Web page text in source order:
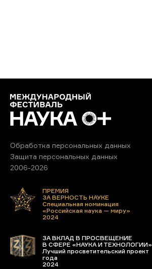
Обработка персональных данных
Защита персональных данных
2006-2026
ПРЕМИЯ
ЗА ВЕРНОСТЬ НАУКЕ
Специальная номинация
«Российская наука — миру»
2024
ЗА ВКЛАД В ПРОСВЕЩЕНИЕ
В СФЕРЕ «НАУКА И ТЕХНОЛОГИИ»
Лучший просветительский проект
года
2024